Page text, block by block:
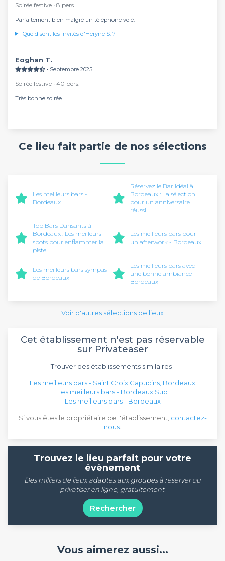
Soirée festive ∙ 8 pers.
Parfaitement bien malgré un téléphone volé.
Que disent les invités d'Heryne S. ?
Eoghan T.
∙ Septembre 2025
Soirée festive ∙ 40 pers.
Très bonne soirée
Ce lieu fait partie de nos sélections
Les meilleurs bars -
Bordeaux
Réservez le Bar Idéal à
Bordeaux : La sélection
pour un anniversaire
réussi
Top Bars Dansants à
Bordeaux : Les meilleurs
spots pour enflammer la
piste
Les meilleurs bars pour
un afterwork - Bordeaux
Les meilleurs bars sympas
de Bordeaux
Les meilleurs bars avec
une bonne ambiance -
Bordeaux
Voir d'autres sélections de lieux
Cet établissement n'est pas réservable
sur Privateaser
Trouver des établissements similaires :
Les meilleurs bars - Saint Croix Capucins, Bordeaux
Les meilleurs bars - Bordeaux Sud
Les meilleurs bars - Bordeaux
Si vous êtes le propriétaire de l'établissement, contactez-
nous
Trouvez le lieu parfait pour votre
évènement
Des milliers de lieux adaptés aux groupes à réserver ou
privatiser en ligne, gratuitement.
Rechercher
Vous aimerez aussi...